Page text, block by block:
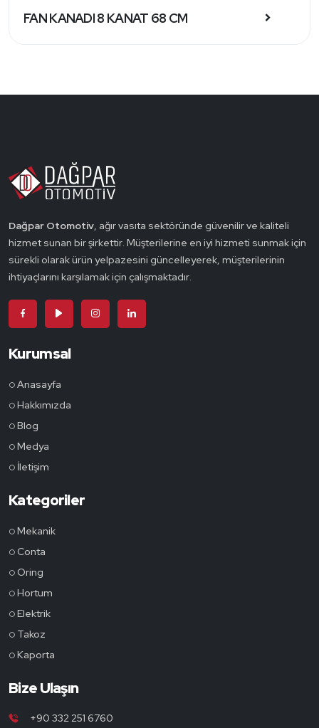
FAN KANADI 8 KANAT 68 CM
Dağpar Otomotiv, ağır vasıta sektöründe güvenilir ve kaliteli
hizmet sunan bir şirkettir. Müşterilerine en iyi hizmeti sunmak için
sürekli olarak ürün yelpazesini güncelleyerek, müşterilerinin
ihtiyaçlarını karşılamak için çalışmaktadır.
Kurumsal
Anasayfa
Hakkımızda
Blog
Medya
İletişim
Kategoriler
Mekanik
Conta
Oring
Hortum
Elektrik
Takoz
Kaporta
Bize Ulaşın
+90 332 251 6760